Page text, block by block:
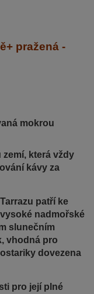
pražená -
mokrou
která vždy
kávy za
patří ke
nadmořské
slunečním
vhodná pro
dovezena
pro její plné